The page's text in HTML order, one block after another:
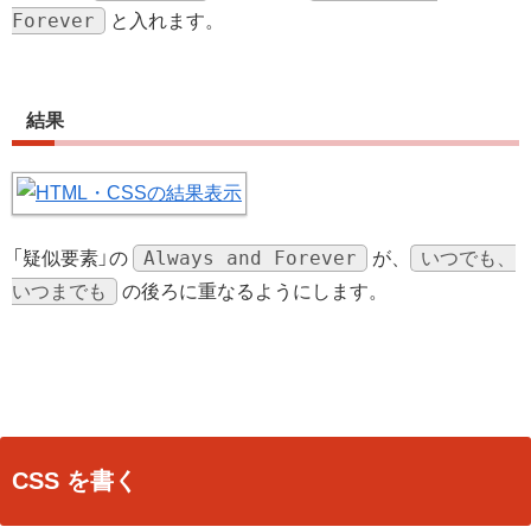
Forever
と入れます。
結果
「疑似要素」の Always and Forever が、
いつでも、
いつまでも
の後ろに重なるようにします。
CSS を書く